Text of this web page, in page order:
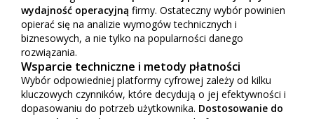
wydajność operacyjną firmy. Ostateczny wybór powinien
opierać się na analizie wymogów technicznych i
biznesowych, a nie tylko na popularności danego
rozwiązania.
Wsparcie techniczne i metody płatności
Wybór odpowiedniej platformy cyfrowej zależy od kilku
kluczowych czynników, które decydują o jej efektywności i
dopasowaniu do potrzeb użytkownika. Dostosowanie do